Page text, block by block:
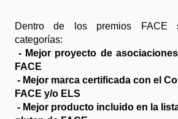
Dentro de los premios FACE
categorías:
- Mejor proyecto de
FACE
- Mejor marca certificada con el
FACE y/o ELS
- Mejor producto incluido en la